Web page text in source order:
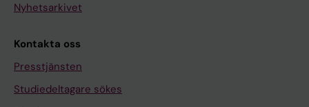
Nyhetsarkivet
Kontakta oss
Presstjänsten
Studiedeltagare sökes